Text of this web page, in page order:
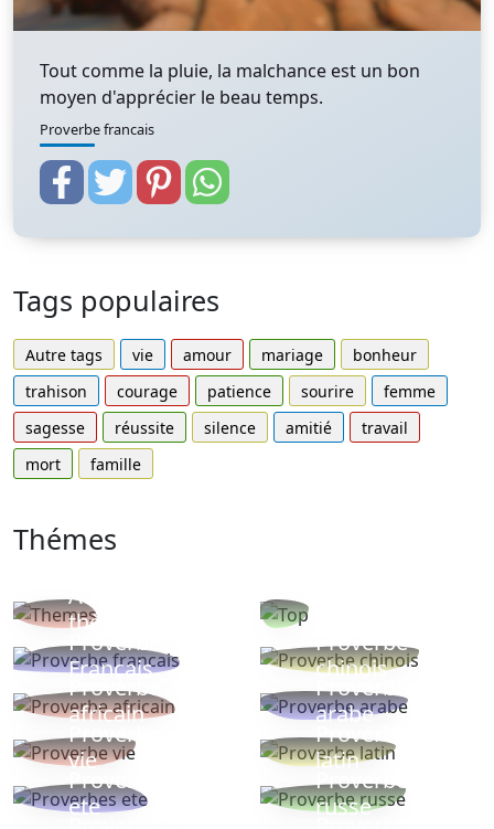
Tout comme la pluie, la malchance est un bon
moyen d'apprécier le beau temps.
Proverbe francais
Tags populaires
Autre tags vie amour mariage
bonheur
trahison
courage patience sourire
femme
sagesse
réussite silence amitié
travail
mort
famille
Thémes
Autres
thèmes
Proverbe
Français
Proverbe
chinois
Proverbe
africain
Proverbe
arabe
Proverbe
vie
Proverbe
latin
Proverbes
ete
Proverbe
russe